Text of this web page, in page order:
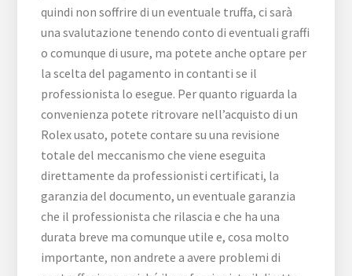
quindi non soffrire di un eventuale truffa, ci sarà
una svalutazione tenendo conto di eventuali graffi
o comunque di usure, ma potete anche optare per
la scelta del pagamento in contanti se il
professionista lo esegue. Per quanto riguarda la
convenienza potete ritrovare nell’acquisto di un
Rolex usato, potete contare su una revisione
totale del meccanismo che viene eseguita
direttamente da professionisti certificati, la
garanzia del documento, un eventuale garanzia
che il professionista che rilascia e che ha una
durata breve ma comunque utile e, cosa molto
importante, non andrete a avere problemi di